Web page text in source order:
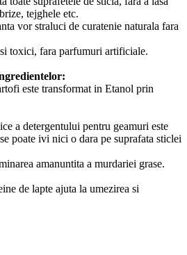
tejghele etc.
vor straluci de curatenie naturala fara
toxici, fara parfumuri artificiale.
este transformat in Etanol prin
a detergentului pentru geamuri este
poate ivi nici o dara pe suprafata sticlei
amanuntita a murdariei grase.
de lapte ajuta la umezirea si